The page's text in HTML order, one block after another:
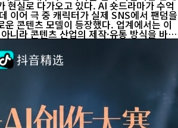
현실로 다가오고 있다. AI 숏드라마가 수억
이어 극 중 캐릭터가 실제 SNS에서 팬덤을
운 콘텐츠 모델이 등장했다. 업계에서는 이
니라 콘텐츠 산업의 제작·유통 방식을 바
드라마 '해고당
는 누적 조회수 2억 회를 돌파하며 화제를
공개된 이 작품은 AI로 영상을 제작한 데 그
상 연예인'으로 독립시켜 운영한 점이 눈길
운영하며 음식과 운동, 여행, 일상 콘텐츠를
는 35만 명, 저우이헝은 11만 명 이상의 팔